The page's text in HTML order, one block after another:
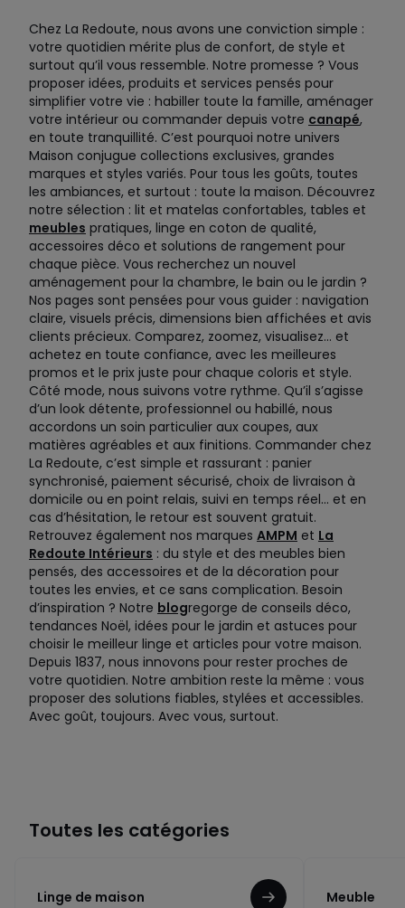
Chez La Redoute, nous avons une conviction simple :
votre quotidien mérite plus de confort, de style et
surtout qu’il vous ressemble. Notre promesse ? Vous
proposer idées, produits et services pensés pour
simplifier votre vie : habiller toute la famille, aménager
votre intérieur ou commander depuis votre canapé,
en toute tranquillité. C’est pourquoi notre univers
Maison conjugue collections exclusives, grandes
marques et styles variés. Pour tous les goûts, toutes
les ambiances, et surtout : toute la maison. Découvrez
notre sélection : lit et matelas confortables, tables et
meubles pratiques, linge en coton de qualité,
accessoires déco et solutions de rangement pour
chaque pièce. Vous recherchez un nouvel
aménagement pour la chambre, le bain ou le jardin ?
Nos pages sont pensées pour vous guider : navigation
claire, visuels précis, dimensions bien affichées et avis
clients précieux. Comparez, zoomez, visualisez… et
achetez en toute confiance, avec les meilleures
promos et le prix juste pour chaque coloris et style.
Côté mode, nous suivons votre rythme. Qu’il s’agisse
d’un look détente, professionnel ou habillé, nous
accordons un soin particulier aux coupes, aux
matières agréables et aux finitions. Commander chez
La Redoute, c’est simple et rassurant : panier
synchronisé, paiement sécurisé, choix de livraison à
domicile ou en point relais, suivi en temps réel… et en
cas d’hésitation, le retour est souvent gratuit.
Retrouvez également nos marques AMPM et La
Redoute Intérieurs : du style et des meubles bien
pensés, des accessoires et de la décoration pour
toutes les envies, et ce sans complication. Besoin
d’inspiration ? Notre blogregorge de conseils déco,
tendances Noël, idées pour le jardin et astuces pour
choisir le meilleur linge et articles pour votre maison.
Depuis 1837, nous innovons pour rester proches de
votre quotidien. Notre ambition reste la même : vous
proposer des solutions fiables, stylées et accessibles.
Avec goût, toujours. Avec vous, surtout.
Toutes les catégories
Linge de maison Meuble